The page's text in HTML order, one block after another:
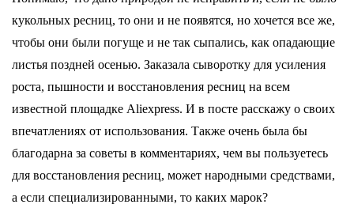
кукольных ресниц, то они и не появятся, но хочется все же,
чтобы они были погуще и не так сыпались, как опадающие
листья поздней осенью. Заказала сыворотку для усиления
роста, пышности и восстановления ресниц на всем
известной площадке Aliexpress. И в посте расскажу о своих
впечатлениях от использования. Также очень была бы
благодарна за советы в комментариях, чем вы пользуетесь
для восстановления ресниц, может народными средствами,
а если специализированными, то каких марок?